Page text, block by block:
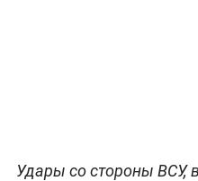
Удары со стороны ВСУ,